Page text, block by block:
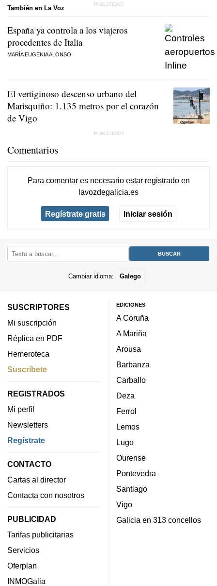
También en La Voz
España ya controla a los viajeros
procedentes de Italia
MARÍA EUGENIA ALONSO
El vertiginoso descenso urbano del
Marisquiño: 1.135 metros por el corazón
de Vigo
Comentarios
Para comentar es necesario estar registradoen
lavozdegalicia.es
Regístrate gratis Iniciar sesión
Cambiar idioma: Galego
SUSCRIPTORES
Mi suscripción
Réplica en PDF
Hemeroteca
Suscríbete
REGISTRADOS
Mi perfil
Newsletters
Regístrate
CONTACTO
Cartas al director
Contacta con nosotros
PUBLICIDAD
Tarifas publicitarias
Servicios
Oferplan
INMOGalia
EDICIONES
A Coruña
A Mariña
Arousa
Barbanza
Carballo
Deza
Ferrol
Lemos
Lugo
Ourense
Pontevedra
Santiago
Vigo
Galicia en 313 concellos